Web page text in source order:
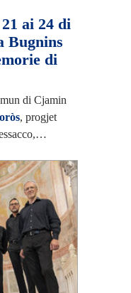
ai 24 di
Bugnins
di
di Cjamin
, progjet